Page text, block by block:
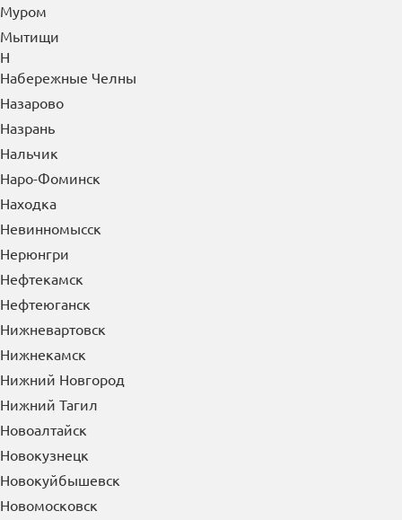
Муром
Мытищи
Н
Набережные Челны
Назарово
Назрань
Нальчик
Наро-Фоминск
Находка
Невинномысск
Нерюнгри
Нефтекамск
Нефтеюганск
Нижневартовск
Нижнекамск
Нижний Новгород
Нижний Тагил
Новоалтайск
Новокузнецк
Новокуйбышевск
Новомосковск